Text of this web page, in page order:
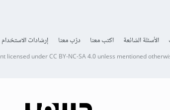
الأسئلة الشائعة اكتب معنا درّب معنا إرشادات الاستخدام
licensed underCC BY-NC-SA 4.0unless mentioned